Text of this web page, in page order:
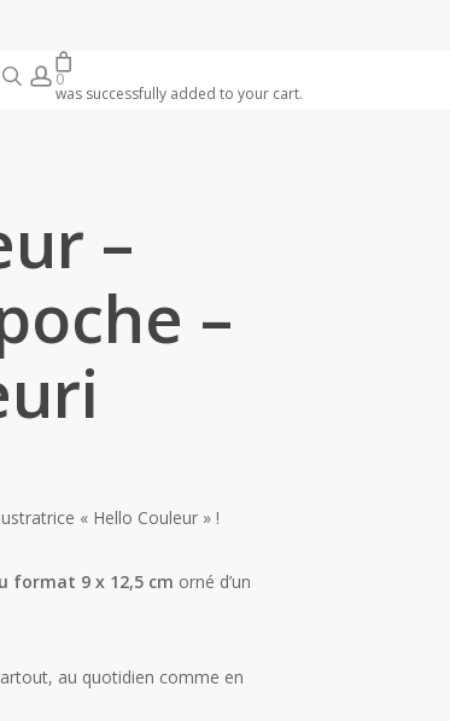
searchaccount
0
was successfully added to your cart.
–
–
« Hello Couleur » !
format 9 x 12,5 cm orné d’un
au quotidien comme en